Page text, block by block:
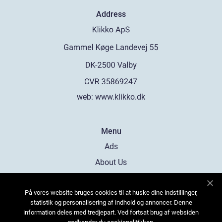
Address
web: www.klikko.dk
Menu
Ads
About Us
Contact
Sitemap
På vores website bruges cookies til at huske dine indstillinger,
statistik og personalisering af indhold og annoncer. Denne
information deles med tredjepart. Ved fortsat brug af websiden